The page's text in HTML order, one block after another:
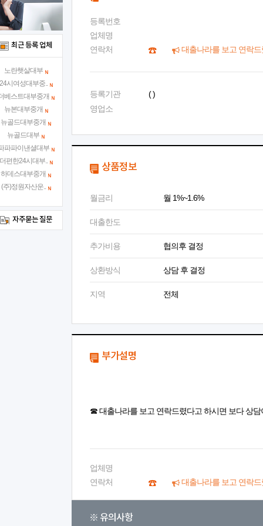
등록번호
업체명
연락처
대출나라를 보고 연락
등록기관
( )
영업소
상품정보
월금리 월 1%~1.6%
대출한도
추가비용 협의후 결정
상환방식 상담 후 결정
지역 전체
부가설명
☎ 대출나라를 보고 연락드렸다고 하시면 보다 상담
업체명
연락처
대출나라를 보고 연락
※ 유의사항
최근 등록 업체
노란햇살대부
시여성대부중..
베스트대부중개
뉴본대부중개
뉴골드대부중개
뉴골드대부
파파이낸셜대부
편한24시대부..
하데스대부중개
(주)정원자산운..
자주묻는 질문